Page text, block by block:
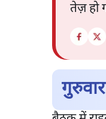
तेज़ हो